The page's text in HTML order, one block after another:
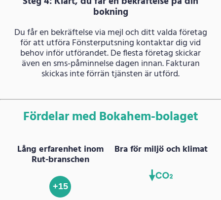
bokning
Du får en bekräftelse via mejl och ditt valda företag
för att utföra Fönsterputsning kontaktar dig vid
behov inför utförandet. De flesta företag skickar
även en sms-påminnelse dagen innan. Fakturan
skickas inte förrän tjänsten är utförd.
Fördelar med Bokahem-bolaget
Lång erfarenhet inom
Rut-branschen
+15
Bra för miljö och klimat